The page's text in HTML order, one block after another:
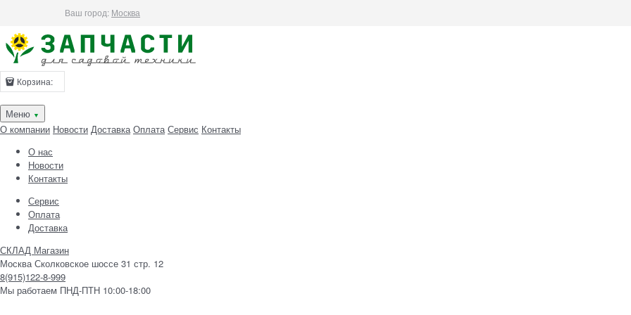
Ваш город: Москва
Корзина:
Меню ▼
О компании Новости Доставка Оплата Сервис Контакты
О нас
Новости
Контакты
Сервис
Оплата
Доставка
СКЛАД Магазин
Москва Сколковское шоссе 31 стр. 12
8(915)122-8-999
Мы работаем ПНД-ПТН 10:00-18:00